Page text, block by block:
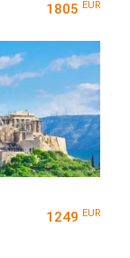
1805 EUR
1249 EUR